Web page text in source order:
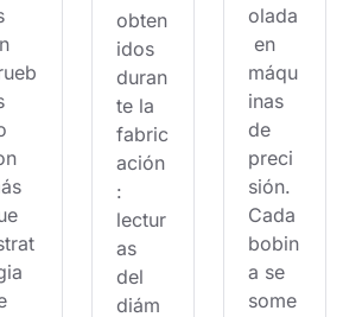
obten
idos
duran
te la
fabric
ación
:
lectur
as
del
diám
olada
en
máqu
inas
de
preci
sión.
Cada
bobin
a se
some